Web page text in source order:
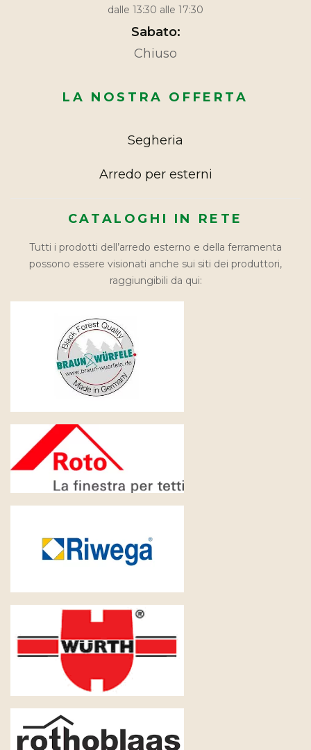
dalle 13:30 alle 17:30
Sabato:
Chiuso
LA NOSTRA OFFERTA
Segheria
Arredo per esterni
CATALOGHI IN RETE
Tutti i prodotti dell’arredo esterno e della ferramenta
possono essere visionati anche sui siti dei produttori,
raggiungibili da qui: